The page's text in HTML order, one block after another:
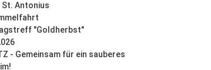
St. Antonius
"Goldherbst"
- Gemeinsam für ein sauberes